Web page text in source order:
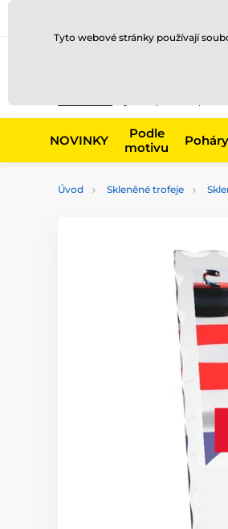
NOVINKY
Podle
motivu
Poháry
Úvod Skleněné trofeje
Tyto webové stránky používají